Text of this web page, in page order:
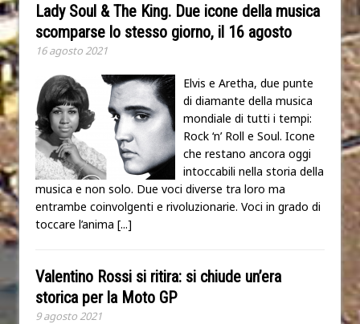
Lady Soul & The King. Due icone della musica
scomparse lo stesso giorno, il 16 agosto
16 agosto 2021
Elvis e Aretha, due punte
di diamante della musica
mondiale di tutti i tempi:
Rock ‘n’ Roll e Soul. Icone
che restano ancora oggi
intoccabili nella storia della
musica e non solo. Due voci diverse tra loro ma
entrambe coinvolgenti e rivoluzionarie. Voci in grado di
toccare l’anima [...]
Valentino Rossi si ritira: si chiude un’era
storica per la Moto GP
9 agosto 2021